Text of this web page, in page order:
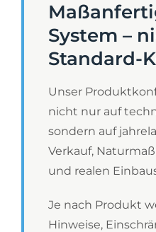
System –
Standard-
Unser
nicht nur auf
sondern auf
Verkauf,
und realen
Je nach Produkt
Hinweise,